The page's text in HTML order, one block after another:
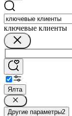
ключевые клиенты
Ялта
Другие параметры2